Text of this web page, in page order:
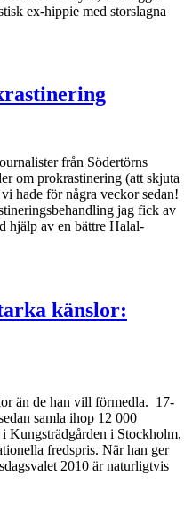
ex-hippie med storslagna
från Södertörns
om prokrastinering (att skjuta
hade för några veckor sedan!
jag fick av
hjälp av en bättre Halal-
känslor:
än de han vill förmedla. 17-
samla ihop 12 000
Kungsträdgården i Stockholm,
fredspris. När han ger
2010 är naturligtvis